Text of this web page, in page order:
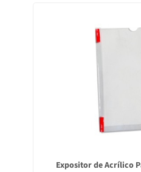
Expositor de Acrílico